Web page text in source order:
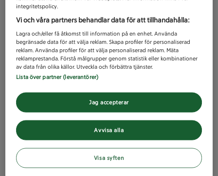
integritetspolicy.
Vi och våra partners behandlar data för att tillhandahålla:
Lagra och/eller få åtkomst till information på en enhet. Använda
begränsade data för att välja reklam. Skapa profiler för personaliserad
reklam. Använda profiler för att välja personaliserad reklam. Mäta
reklamprestanda. Förstå målgrupper genom statistik eller kombinationer
av data från olika källor. Utveckla och förbättra tjänster.
Lista över partner (leverantörer)
Avvisa alla
Jag accepterar
Visa syften